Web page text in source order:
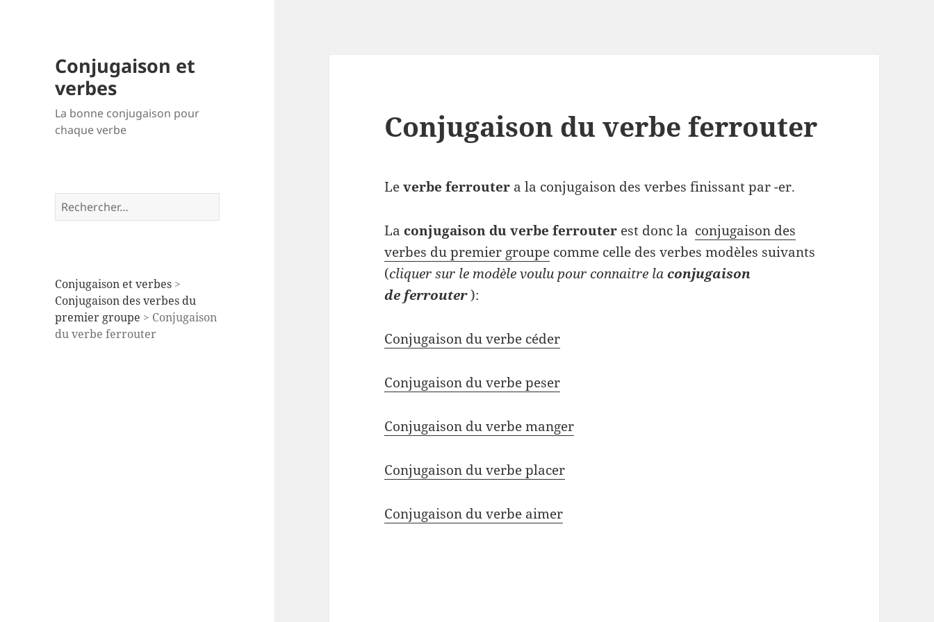
Conjugaison et
verbes
La bonne conjugaison pour
chaque verbe
Rechercher :
Conjugaison et verbes >
Conjugaison des verbes du
premier groupe > Conjugaison
du verbe ferrouter
Conjugaison du verbe ferrouter
Leverbe ferrouter a la conjugaison des verbes finissant par -er.
La conjugaison du verbe ferrouter est donc la conjugaison des
verbes du premier groupe comme celle des verbes modèles suivants
(cliquer sur le modèle voulu pour connaitre laconjugaison
de ferrouter):
Conjugaison du verbe céder
Conjugaison du verbe peser
Conjugaison du verbe manger
Conjugaison du verbe placer
Conjugaison du verbe aimer